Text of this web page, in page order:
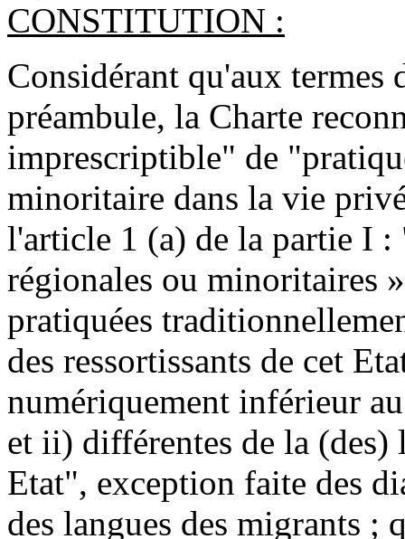
CONSTITUTION :
Considérant qu'aux termes
préambule, la Charte
imprescriptible" de
minoritaire dans la vie
l'article 1 (a) de la partie I :
régionales ou minoritaires
pratiquées
des ressortissants de cet
numériquement inférieur
et ii) différentes de la
Etat", exception faite des
des langues des migrants ;